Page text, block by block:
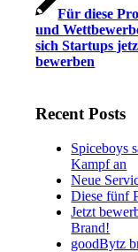
Für diese
und
sich Startups
bewerben
Recent Posts
Spiceboys
Kampf an
Neue
Diese fünf
Jetzt
Brand!
goodBytz